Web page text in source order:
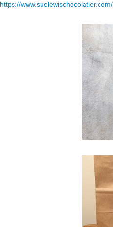
https://www.suelewischocolatier.com/